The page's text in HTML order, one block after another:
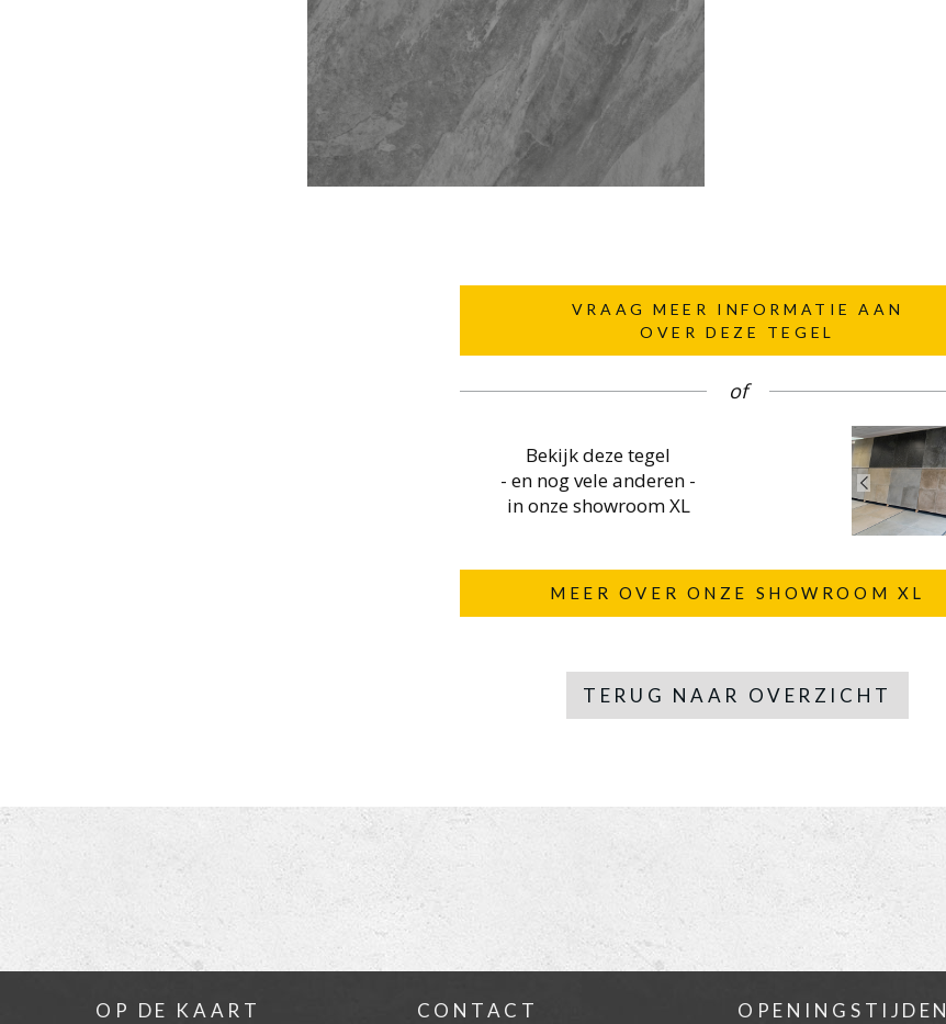
VRAAG MEER INFORMATIE AAN
OVER DEZE TEGEL
of
Bekijk deze tegel
- en nog vele anderen -
in onze showroom XL
MEER OVER ONZE SHOWROOM XL
TERUG NAAR OVERZICHT
OP DE KAART CONTACT OPENINGSTIJDEN